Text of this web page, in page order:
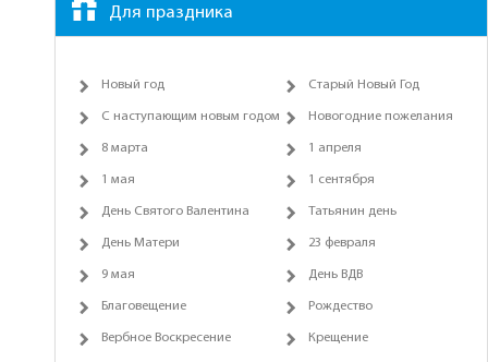
Для праздника
Новый год Старый Новый Год
С наступающим новым годом Новогодние пожелания
8 марта 1 апреля
1 мая 1 сентября
День Святого Валентина Татьянин день
День Матери 23 февраля
9 мая День ВДВ
Благовещение Рождество
Вербное Воскресение Крещение